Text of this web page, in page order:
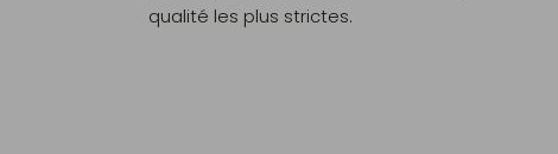
qualité les plus strictes.